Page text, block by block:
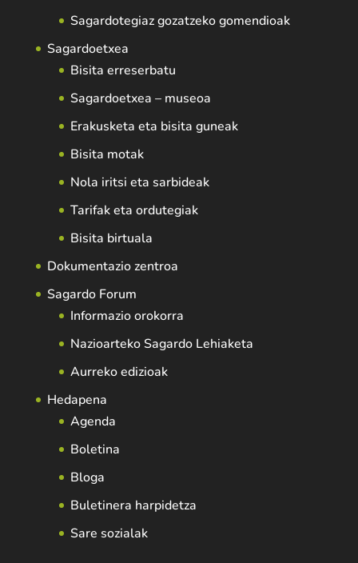
Sagardotegiaz gozatzeko gomendioak
Sagardoetxea
Bisita erreserbatu
Sagardoetxea – museoa
Erakusketa eta bisita guneak
Bisita motak
Nola iritsi eta sarbideak
Tarifak eta ordutegiak
Bisita birtuala
Dokumentazio zentroa
Sagardo Forum
Informazio orokorra
Nazioarteko Sagardo Lehiaketa
Aurreko edizioak
Hedapena
Agenda
Boletina
Bloga
Buletinera harpidetza
Sare sozialak